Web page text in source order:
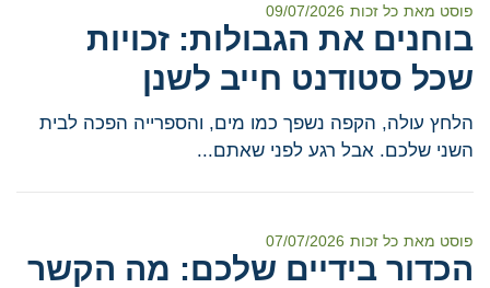
פוסט מאת כל זכות 09/07/2026
בוחנים את הגבולות: זכויות
שכל סטודנט חייב לשנן
הלחץ עולה, הקפה נשפך כמו מים, והספרייה הפכה לבית
השני שלכם. אבל רגע לפני שאתם...
פוסט מאת כל זכות 07/07/2026
הכדור בידיים שלכם: מה הקשר